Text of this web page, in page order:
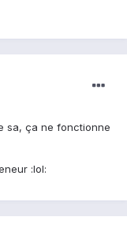
sa, ça ne fonctionne
:lol: